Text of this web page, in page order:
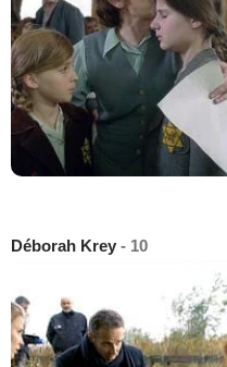
Déborah Krey - 10